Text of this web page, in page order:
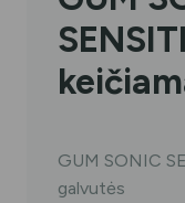
GUM SONIC
galvutės